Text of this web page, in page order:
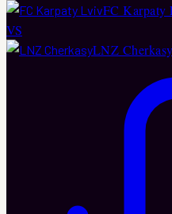
FC Karpaty
VS
LNZ Cherkasy